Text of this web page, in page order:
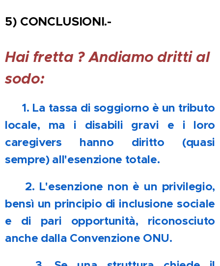
5) CONCLUSIONI.-
Hai fretta ? Andiamo dritti al
sodo:
📌 1. La tassa di soggiorno è un tributo
locale, ma i disabili gravi e i loro
caregivers hanno diritto (quasi
sempre) all'esenzione totale.
♿ 2. L'esenzione non è un privilegio,
bensì un principio di inclusione sociale
e di pari opportunità, riconosciuto
anche dalla Convenzione ONU.